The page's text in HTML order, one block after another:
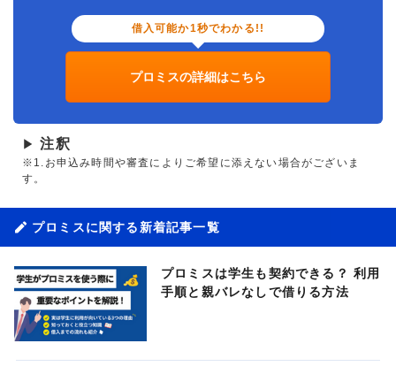
借入可能か1秒でわかる!!
プロミスの詳細はこちら
▶ 注釈
※1.お申込み時間や審査によりご希望に添えない場合がございま
す。
プロミスに関する新着記事一覧
プロミスは学生も契約できる？ 利用
手順と親バレなしで借りる方法